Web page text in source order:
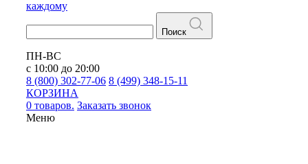
каждому
Поиск
ПН-ВС
с 10:00 до 20:00
8 (800) 302-77-06 8 (499) 348-15-11
КОРЗИНА
0 товаров. Заказать звонок
Меню